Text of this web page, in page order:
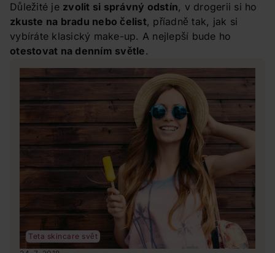
Důležité je zvolit si správný odstín, v drogerii si ho
zkuste na bradu nebo čelist, příadně tak, jak si
vybíráte klasický make-up. A nejlepší bude ho
otestovat na denním světle.
Teta skincare svět